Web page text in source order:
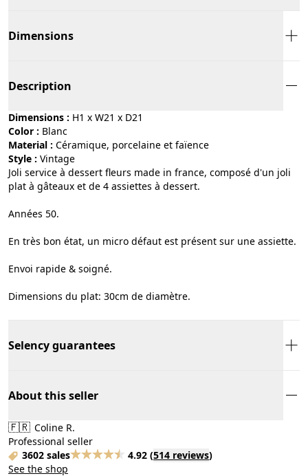
Dimensions
Description
Dimensions : H1 x W21 x D21
Color :
blanc
Material :
céramique, porcelaine et faïence
Style :
vintage
Joli service à dessert fleurs made in france, composé d'un joli
plat à gâteaux et de 4 assiettes à dessert.
Années 50.
En très bon état, un micro défaut est présent sur une assiette.
Envoi rapide & soigné.
Dimensions du plat: 30cm de diamètre.
Selency guarantees
About this seller
🇫🇷 Coline R.
Professional seller
3602 sales
4.92 (514 reviews)
See the shop